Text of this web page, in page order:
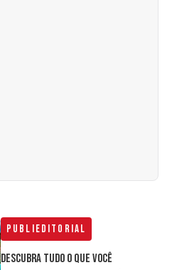
Publieditorial
Descubra tudo o que você